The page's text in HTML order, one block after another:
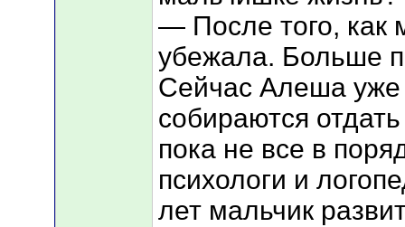
— После того, как
убежала. Больше
Сейчас Алеша уже
собираются
пока не все в
психологи и
лет мальчик